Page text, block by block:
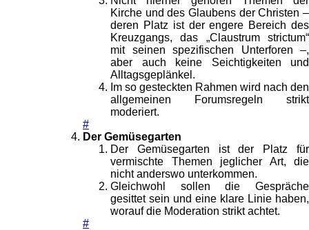
Kirche und des Glaubens der Christen –
deren Platz ist der engere Bereich des
Kreuzgangs, das „Claustrum strictum“
mit seinen spezifischen Unterforen –,
aber auch keine Seichtigkeiten und
Alltagsgeplänkel.
Im so gesteckten Rahmen wird nach den
allgemeinen Forumsregeln strikt
moderiert.
#
Der Gemüsegarten
Der Gemüsegarten ist der Platz für
vermischte Themen jeglicher Art, die
nicht anderswo unterkommen.
Gleichwohl sollen die Gespräche
gesittet sein und eine klare Linie haben,
worauf die Moderation strikt achtet.
#